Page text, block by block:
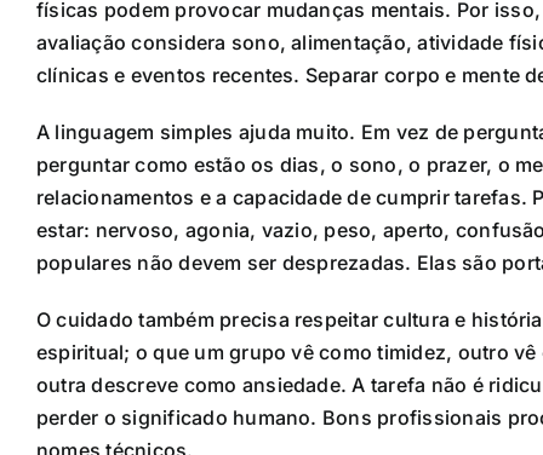
físicas podem provocar mudanças mentais. Por
avaliação considera sono, alimentação, atividade
clínicas e eventos recentes. Separar corpo e mente
A linguagem simples ajuda muito. Em vez de
perguntar como estão os dias, o sono, o prazer, o
relacionamentos e a capacidade de cumprir tarefas.
estar: nervoso, agonia, vazio, peso, aperto,
populares não devem ser desprezadas. Elas são
O cuidado também precisa respeitar cultura e
espiritual; o que um grupo vê como timidez, outro
outra descreve como ansiedade. A tarefa não é
perder o significado humano. Bons profissionais
nomes técnicos.